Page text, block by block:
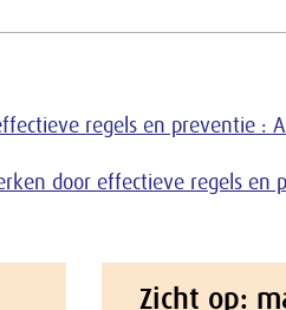
regels en preventie :
door effectieve regels en
Zicht op: